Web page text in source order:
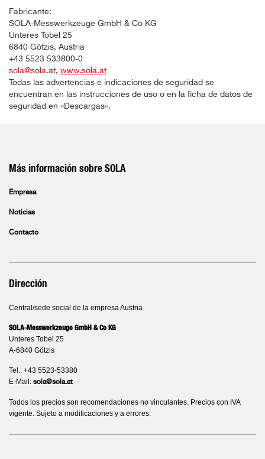
Fabricante:
SOLA-Messwerkzeuge GmbH & Co KG
Unteres Tobel 25
6840 Götzis, Austria
+43 5523 533800-0
sola@sola.at, www.sola.at
Todas las advertencias e indicaciones de seguridad se
encuentran en las instrucciones de uso o en la ficha de datos de
seguridad en «Descargas».
Más información sobre SOLA
Empresa
Noticias
Contacto
Dirección
Central/sede social de la empresa Austria
SOLA-Messwerkzeuge GmbH & Co KG
Unteres Tobel 25
A-6840 Götzis
Tel.: +43 5523-53380
E-Mail: sola@sola.at
Todos los precios son recomendaciones no vinculantes. Precios con IVA
vigente. Sujeto a modificaciones y a errores.